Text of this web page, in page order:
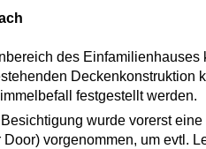
des
Deckenkonstruktion
festgestellt werden.
wurde vorerst
Door) vorgenommen, um evtl.